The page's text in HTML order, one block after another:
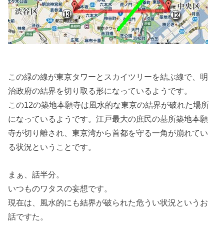
この緑の線が東京タワーとスカイツリーを結ぶ線で、明
治政府の結界を切り取る形になっているようです。
この12の築地本願寺は風水的な東京の結界が破れた場所
になっているようです。江戸最大の庶民の墓所築地本願
寺が切り離され、東京湾から首都を守る一角が崩れてい
る状況ということです。
まぁ、話半分。
いつものワタスの妄想です。
現在は、風水的にも結界が破られた危うい状況というお
話ですた。